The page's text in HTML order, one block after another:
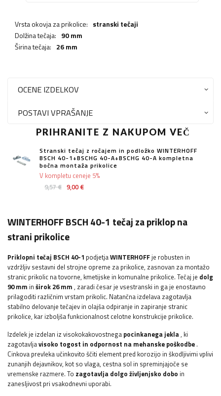
Vrsta okovja za prikolice: stranski tečaji
Dolžina tečaja: 90 mm
Širina tečaja: 26 mm
OCENE IZDELKOV
POSTAVI VPRAŠANJE
PRIHRANITE Z NAKUPOM VEČ
Stranski tečaj z ročajem in podložko WINTERHOFF
BSCH 40-1+BSCHG 40-A+BSCHG 40-A kompletna
bočna montaža prikolice
9,57 € 9,00 €
V kompletu ceneje 5%
WINTERHOFF BSCH 40-1 tečaj za priklop na
strani prikolice
Priklopni tečaj BSCH 40-1 podjetjaWINTERHOFFje robusten in
vzdržljiv sestavni del strojne opreme za prikolice, zasnovan za montažo
stranic prikolic na tovorne, kmetijske in komunalne prikolice. Tečaj je dolg
90 mm in širok 26 mm , zaradi česar je vsestranski in ga je enostavno
prilagoditi različnim vrstam prikolic. Natančna izdelava zagotavlja
stabilno delovanje tečajev in olajša odpiranje in zapiranje stranic
prikolice, kar izboljša funkcionalnost celotne konstrukcije prikolice.
Izdelek je izdelan iz visokokakovostnega pocinkanega jekla, ki
zagotavljavisoko togost in odpornost na mehanske poškodbe .
Cinkova prevleka učinkovito ščiti element pred korozijo in škodljivimi vplivi
zunanjih dejavnikov, kot so vlaga, cestna sol in spreminjajoče se
vremenske razmere. To zagotavlja dolgo življenjsko dobo in
zanesljivost pri vsakodnevni uporabi.